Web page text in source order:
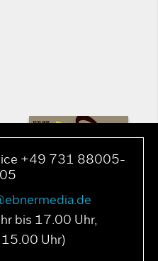
+49 731 88005-
bis 17.00 Uhr,
15.00 Uhr)